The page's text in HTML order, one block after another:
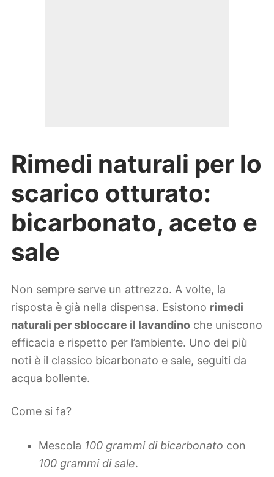
Rimedi naturali per lo
scarico otturato:
bicarbonato, aceto e
sale
Non sempre serve un attrezzo. A volte, la
risposta è già nella dispensa. Esistono rimedi
naturali per sbloccare il lavandino che uniscono
efficacia e rispetto per l’ambiente. Uno dei più
noti è il classico bicarbonato e sale, seguiti da
acqua bollente.
Come si fa?
Mescola 100 grammi di bicarbonato con
100 grammi di sale.